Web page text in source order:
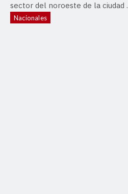
sector del noroeste de la ciudad .
Nacionales